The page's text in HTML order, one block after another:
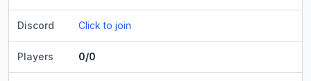
Discord Click to join
Players 0/0